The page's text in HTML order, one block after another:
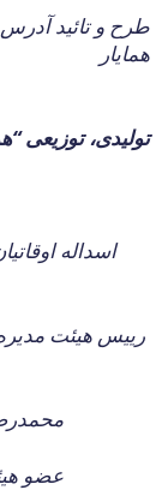
طرح و تائید
همایار
تولیدی، توزیعی
اسداله
رییس هیئت
عضو